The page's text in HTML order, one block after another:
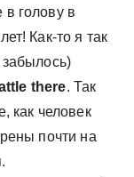
голову в
Как-то я так
there. Так
как человек
почти на